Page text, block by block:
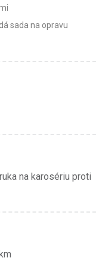
sada na opravu
na karosériu proti